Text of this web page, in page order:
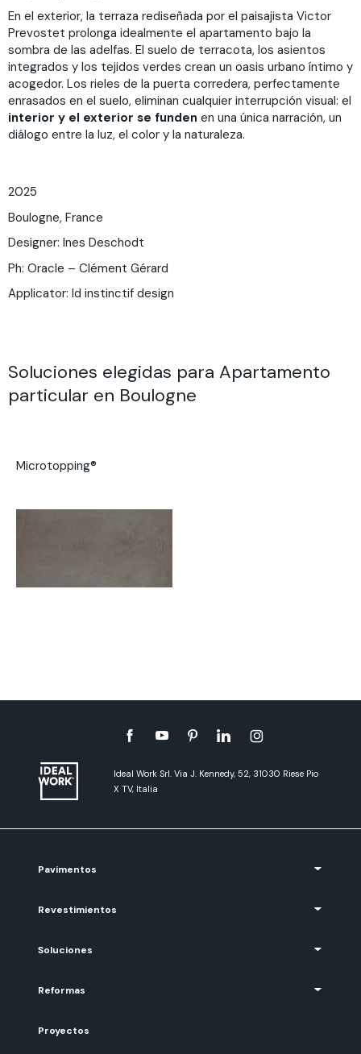
En el exterior, la terraza rediseñada por el paisajista Victor
Prevostet prolonga idealmente el apartamento bajo la
sombra de las adelfas. El suelo de terracota, los asientos
integrados y los tejidos verdes crean un oasis urbano íntimo y
acogedor. Los rieles de la puerta corredera, perfectamente
enrasados en el suelo, eliminan cualquier interrupción visual: el
interior y el exterior se funden en una única narración, un
diálogo entre la luz, el color y la naturaleza.
2025
Boulogne, France
Designer: Ines Deschodt
Ph: Oracle – Clément Gérard
Applicator: Id instinctif design
Soluciones elegidas para Apartamento
particular en Boulogne
Microtopping®
Ideal Work Srl. Via J. Kennedy, 52, 31030 Riese Pio
X TV, Italia
Pavimentos
Revestimientos
Soluciones
Reformas
Proyectos